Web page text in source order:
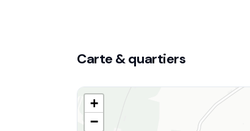
Carte & quartiers
+
−